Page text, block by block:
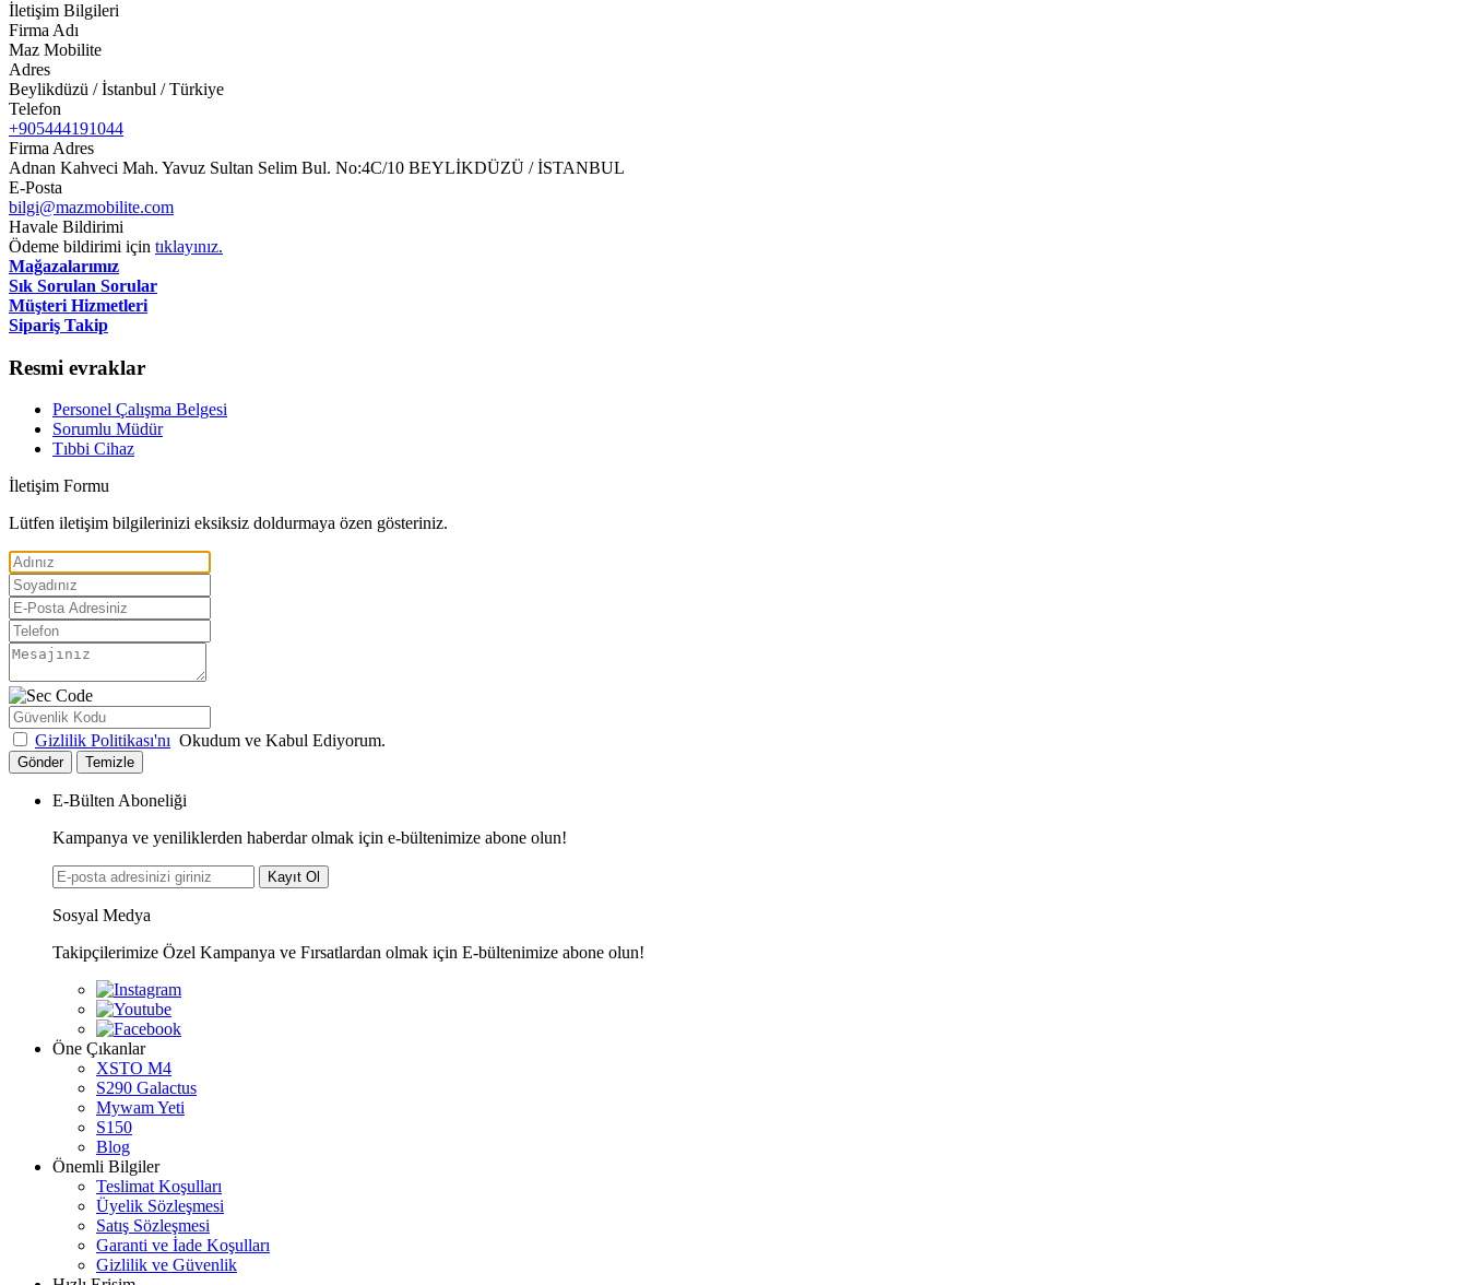
İletişim Bilgileri
Firma Adı
Maz Mobilite
Adres
Beylikdüzü / İstanbul / Türkiye
Telefon
+905444191044
Firma Adres
Adnan Kahveci Mah. Yavuz Sultan Selim Bul. No:4C/10 BEYLİKDÜZÜ / İSTANBUL
E-Posta
bilgi@mazmobilite.com
Havale Bildirimi
Ödeme bildirimi için tıklayınız.
Mağazalarımız
Sık Sorulan Sorular
Müşteri Hizmetleri
Sipariş Takip
Resmi evraklar
Personel Çalışma Belgesi
Sorumlu Müdür
Tıbbi Cihaz
İletişim Formu
Lütfen iletişim bilgilerinizi eksiksiz doldurmaya özen gösteriniz.
Gizlilik Politikası'nı Okudum ve Kabul Ediyorum.
Gönder Temizle
E-Bülten Aboneliği
Kampanya ve yeniliklerden haberdar olmak için e-bültenimize abone olun!
Kayıt Ol
Sosyal Medya
Takipçilerimize Özel Kampanya ve Fırsatlardan olmak için E-bültenimize abone olun!
Öne Çıkanlar
XSTO M4
S290 Galactus
Mywam Yeti
S150
Blog
Önemli Bilgiler
Teslimat Koşulları
Üyelik Sözleşmesi
Satış Sözleşmesi
Garanti ve İade Koşulları
Gizlilik ve Güvenlik